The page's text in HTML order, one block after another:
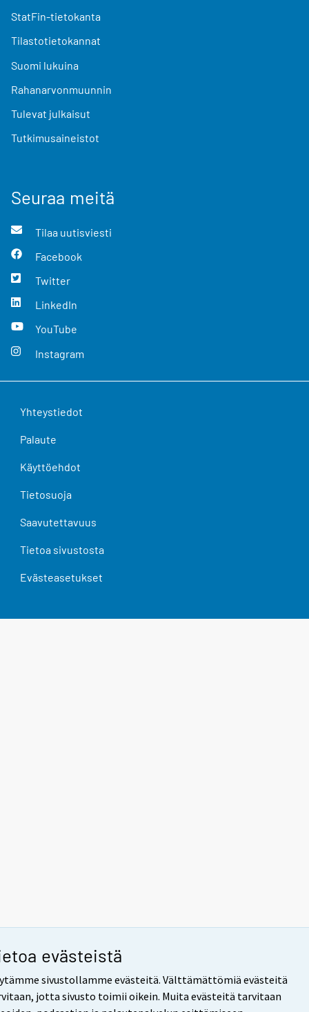
evästeistä
sivustollamme evästeitä. Välttämättömiä evästeitä
jotta sivusto toimii oikein. Muita evästeitä tarvitaan
StatFin-tietokanta
Tilastotietokannat
Suomi lukuina
Rahanarvonmuunnin
Tulevat julkaisut
Tutkimusaineistot
Seuraa meitä
Tilaa uutisviesti
Facebook
Twitter
LinkedIn
YouTube
Instagram
Yhteystiedot
Palaute
Käyttöehdot
Tietosuoja
Saavutettavuus
Tietoa sivustosta
Evästeasetukset